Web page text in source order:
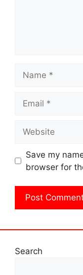
Save my
browser for
Search